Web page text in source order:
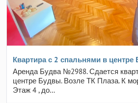
Квартира с 2 спальнями в
Аренда Будва №2988. Сдается
центре Будвы. Возле ТК Плаза. К
Этаж 4 , до…